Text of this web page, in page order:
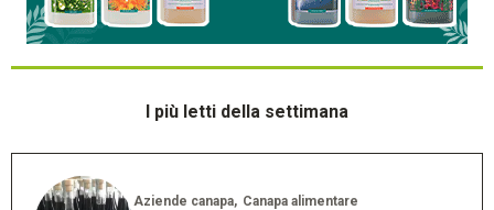
I più letti della settimana
Aziende canapa Canapa alimentare